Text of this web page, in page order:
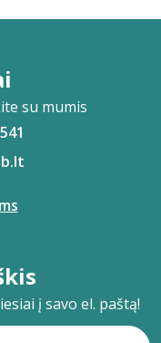
su mumis
į savo el. paštą!